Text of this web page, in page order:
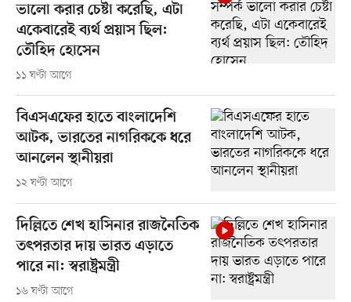
ভালো করার চেষ্টা করেছি, এটা
একেবারেই ব্যর্থ প্রয়াস ছিল:
তৌহিদ হোসেন
১১ ঘণ্টা আগে
বিএসএফের হাতে বাংলাদেশি
আটক, ভারতের নাগরিককে ধরে
আনলেন স্থানীয়রা
১২ ঘণ্টা আগে
দিল্লিতে শেখ হাসিনার রাজনৈতিক
তৎপরতার দায় ভারত এড়াতে
পারে না: স্বরাষ্ট্রমন্ত্রী
১৬ ঘণ্টা আগে